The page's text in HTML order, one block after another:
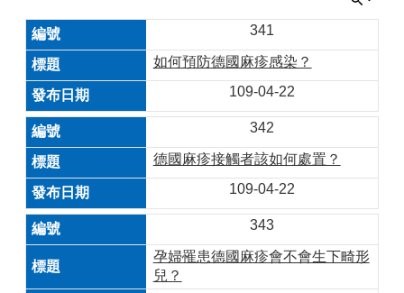
341
如何預防德國麻疹感染？
109-04-22
342
德國麻疹接觸者該如何處置？
109-04-22
343
孕婦罹患德國麻疹會不會生下畸形
兒？